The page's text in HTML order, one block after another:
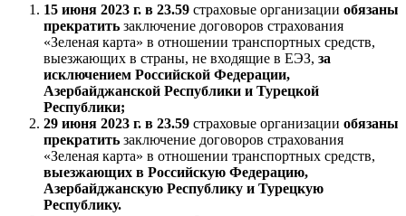
15 июня 2023 г. в 23.59 страховые организации обязаны
прекратить заключение договоров страхования
«Зеленая карта» в отношении транспортных средств,
выезжающих в страны, не входящие в ЕЭЗ, за
исключением Российской Федерации,
Азербайджанской Республики и Турецкой
Республики;
29 июня 2023 г. в 23.59 страховые организации обязаны
прекратить заключение договоров страхования
«Зеленая карта» в отношении транспортных средств,
выезжающих в Российскую Федерацию,
Азербайджанскую Республику и Турецкую
Республику.